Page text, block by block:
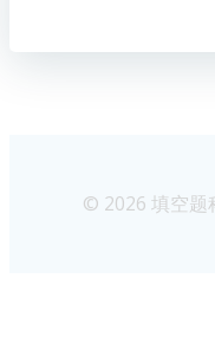
© 2026 填空题